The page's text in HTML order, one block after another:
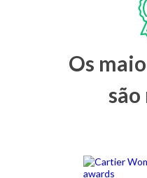
Os
são